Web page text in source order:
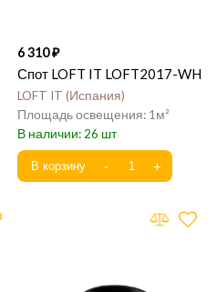
6 310
Спот LOFT IT LOFT2017-WH
LOFT IT Испания
1
26